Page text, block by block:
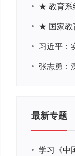
•
•
•
•
最新专题
• 学习《中